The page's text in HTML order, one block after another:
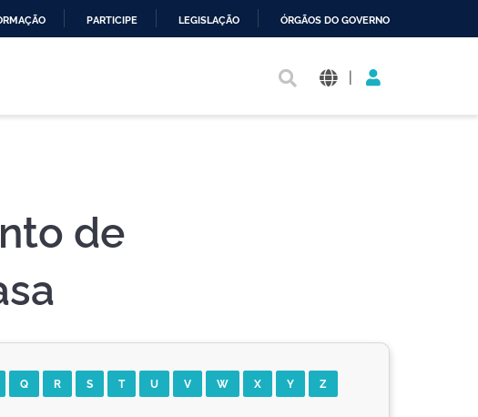
PARTICIPE LEGISLAÇÃO ÓRGÃOS DO GOVERNO
|
de
Q R S T U V W X Y Z